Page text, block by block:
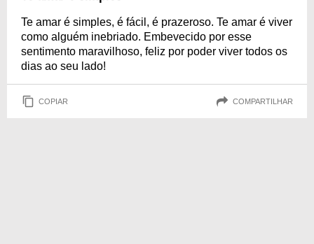
Te amar é simples, é fácil, é prazeroso. Te amar é viver
como alguém inebriado. Embevecido por esse
sentimento maravilhoso, feliz por poder viver todos os
dias ao seu lado!
COPIAR COMPARTILHAR